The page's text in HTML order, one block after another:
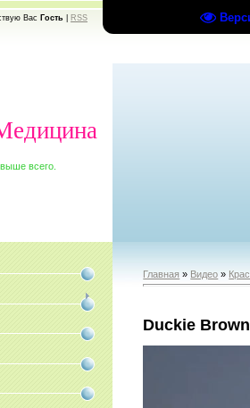
Вас Гость
RSS
всего.
Главная » Видео »
Duckie Brown